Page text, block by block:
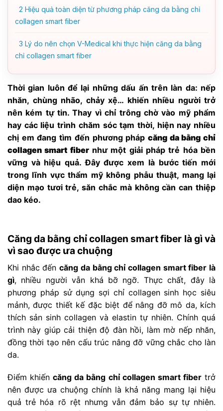
2 Hiệu quả toàn diện từ phương pháp căng da bằng chỉ
collagen smart fiber
3 Lý do nên chọn V-Medical khi thực hiện căng da bằng
chỉ collagen smart fiber
Thời gian luôn để lại những dấu ấn trên làn da: nếp
nhăn, chùng nhão, chảy xệ… khiến nhiều người trở
nên kém tự tin. Thay vì chỉ trông chờ vào mỹ phẩm
hay các liệu trình chăm sóc tạm thời, hiện nay nhiều
chị em đang tìm đến phương pháp căng da bằng chỉ
collagen smart fibernhư một giải pháp trẻ hóa bền
vững và hiệu quả. Đây được xem là bước tiến mới
trong lĩnh vực thẩm mỹ không phẫu thuật, mang lại
diện mạo tươi trẻ, săn chắc mà không cần can thiệp
dao kéo.
Căng da bằng chỉ collagen smart fiber là gì và
vì sao được ưa chuộng
Khi nhắc đếncăng da bằng chỉ collagen smart fiber là
gì, nhiều người vẫn khá bỡ ngỡ. Thực chất, đây là
phương pháp sử dụng sợi chỉ collagen sinh học siêu
mảnh, được thiết kế đặc biệt để nâng đỡ mô da, kích
thích sản sinh collagen và elastin tự nhiên. Chính quá
trình này giúp cải thiện độ đàn hồi, làm mờ nếp nhăn,
đồng thời tạo nên cấu trúc nâng đỡ vững chắc cho làn
da.
Điểm khiếncăng da bằng chỉ collagen smart fibertrở
nên được ưa chuộng chính là khả năng mang lại hiệu
quả trẻ hóa rõ rệt nhưng vẫn đảm bảo sự tự nhiên.